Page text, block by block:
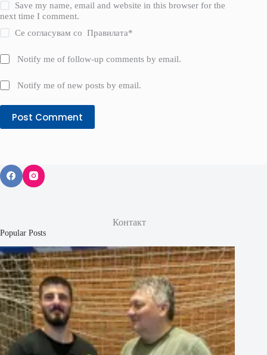
Save my name, email and website in this browser for the
next time I comment.
Се согласувам соПравилата*
Notify me of follow-up comments by email.
Notify me of new posts by email.
Post Comment
Контакт
Popular Posts